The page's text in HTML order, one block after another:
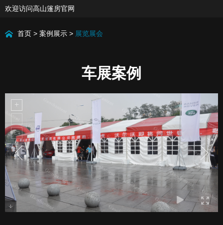
欢迎访问高山篷房官网
首页 > 案例展示 > 展览展会
车展案例